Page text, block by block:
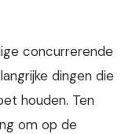
concurrerende
dingen die
houden. Ten
om op de